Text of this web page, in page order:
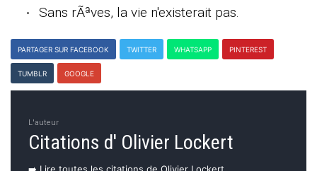
Sans rÃªves, la vie n'existerait pas.
PARTAGER SUR FACEBOOK TWITTER WHATSAPP PINTEREST
TUMBLR GOOGLE
L'auteur
Citations d' Olivier Lockert
➡️ Lire toutes les citations de Olivier Lockert